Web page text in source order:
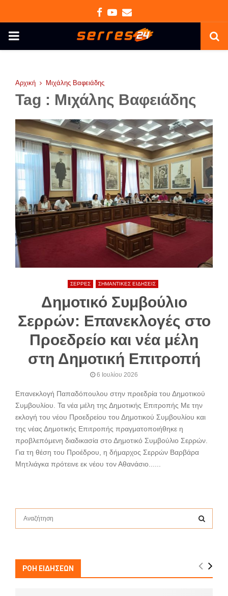
Facebook
Youtube
Email
PRIMARY
Αρχική Μιχάλης Βαφειάδης
Tag : Μιχάλης Βαφειάδης
ΣΕΡΡΕΣ ΣΗΜΑΝΤΙΚΕΣ ΕΙΔΗΣΕΙΣ
Δημοτικό Συμβούλιο
Σερρών: Επανεκλογές στο
Προεδρείο και νέα μέλη
στη Δημοτική Επιτροπή
6 Ιουλίου 2026
Επανεκλογή Παπαδόπουλου στην προεδρία του Δημοτικού
Συμβουλίου. Τα νέα μέλη της Δημοτικής Επιτροπής Με την
εκλογή του νέου Προεδρείου του Δημοτικού Συμβουλίου και
της νέας Δημοτικής Επιτροπής πραγματοποιήθηκε η
προβλεπόμενη διαδικασία στο Δημοτικό Συμβούλιο Σερρών.
Για τη θέση του Προέδρου, η δήμαρχος Σερρών Βαρβάρα
Μητλιάγκα πρότεινε εκ νέου τον Αθανάσιο......
f
A
ΡΟΗ ΕΙΔΗΣΕΩΝ